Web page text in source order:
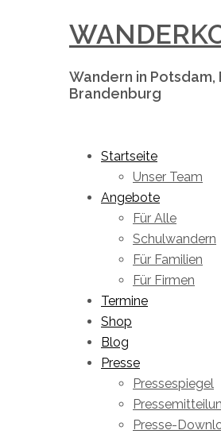
Wandern in Potsdam,
Brandenburg
Startseite
Unser Team
Angebote
Für Alle
Schulwandern
Für Familien
Für Firmen
Termine
Shop
Blog
Presse
Pressespiegel
Presse-